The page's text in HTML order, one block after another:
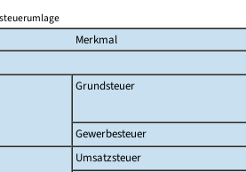
Merkmal
Grundsteuer
Gewerbesteuer
Umsatzsteuer